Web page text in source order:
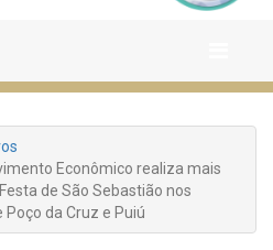
Econômico realiza mais
de São Sebastião nos
da Cruz e Puiú